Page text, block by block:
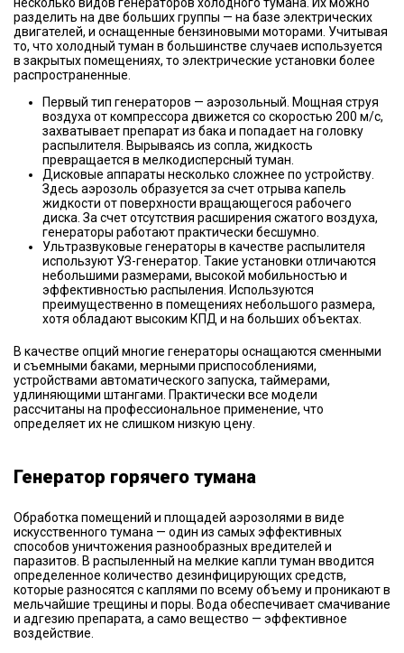
разделить на две больших группы — на базе электрических
двигателей, и оснащенные бензиновыми моторами. Учитывая
то, что холодный туман в большинстве случаев используется
в закрытых помещениях, то электрические установки более
распространенные.
Первый тип генераторов — аэрозольный. Мощная струя
воздуха от компрессора движется со скоростью 200 м/с,
захватывает препарат из бака и попадает на головку
распылителя. Вырываясь из сопла, жидкость
превращается в мелкодисперсный туман.
Дисковые аппараты несколько сложнее по устройству.
Здесь аэрозоль образуется за счет отрыва капель
жидкости от поверхности вращающегося рабочего
диска. За счет отсутствия расширения сжатого воздуха,
генераторы работают практически бесшумно.
Ультразвуковые генераторы в качестве распылителя
используют УЗ-генератор. Такие установки отличаются
небольшими размерами, высокой мобильностью и
эффективностью распыления. Используются
преимущественно в помещениях небольшого размера,
хотя обладают высоким КПД и на больших объектах.
В качестве опций многие генераторы оснащаются сменными
и съемными баками, мерными приспособлениями,
устройствами автоматического запуска, таймерами,
удлиняющими штангами. Практически все модели
рассчитаны на профессиональное применение, что
определяет их не слишком низкую цену.
Генератор горячего тумана
Обработка помещений и площадей аэрозолями в виде
искусственного тумана — один из самых эффективных
способов уничтожения разнообразных вредителей и
паразитов. В распыленный на мелкие капли туман вводится
определенное количество дезинфицирующих средств,
которые разносятся с каплями по всему объему и проникают в
мельчайшие трещины и поры. Вода обеспечивает смачивание
и адгезию препарата, а само вещество — эффективное
воздействие.